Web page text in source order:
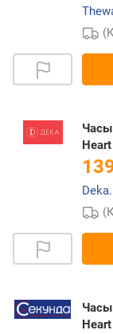
Часы
Часы